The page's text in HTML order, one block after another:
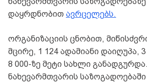
დაყრდნობით ავრცელებს.
ორგანიზაციის ცნობით,
მცირე, 1 124 ადამიანი დაიღუპა,
8 000-ზე მეტი სახლი
ნახევარმთვარის